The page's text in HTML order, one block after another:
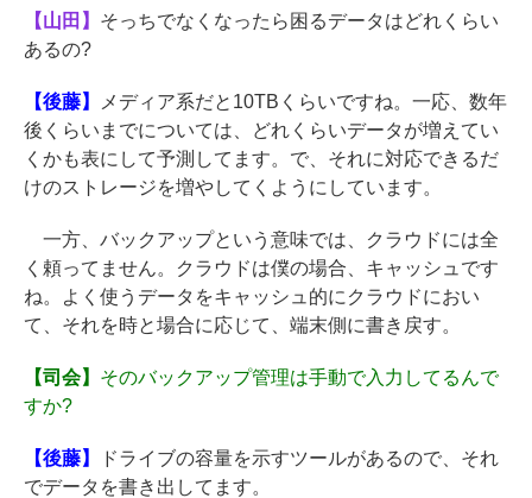
【山田】 そっちでなくなったら困るデータはどれくらい
あるの?
【後藤】
メディア系だと10TBくらいですね。一応、数年
後くらいまでについては、どれくらいデータが増えてい
くかも表にして予測してます。で、それに対応できるだ
けのストレージを増やしてくようにしています。
一方、バックアップという意味では、クラウドには全
く頼ってません。クラウドは僕の場合、キャッシュです
ね。よく使うデータをキャッシュ的にクラウドにおい
て、それを時と場合に応じて、端末側に書き戻す。
【司会】 そのバックアップ管理は手動で入力してるんで
すか?
【後藤】
ドライブの容量を示すツールがあるので、それ
でデータを書き出してます。